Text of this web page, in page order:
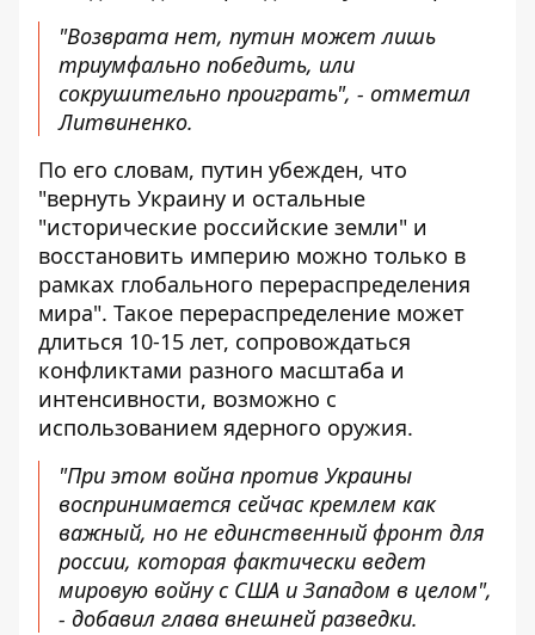
"Возврата нет, путин может лишь
триумфально победить, или
сокрушительно проиграть", - отметил
Литвиненко.
По его словам, путин убежден, что
"вернуть Украину и остальные
"исторические российские земли" и
восстановить империю можно только в
рамках глобального перераспределения
мира". Такое перераспределение может
длиться 10-15 лет, сопровождаться
конфликтами разного масштаба и
интенсивности, возможно с
использованием ядерного оружия.
"При этом война против Украины
воспринимается сейчас кремлем как
важный, но не единственный фронт для
россии, которая фактически ведет
мировую войну с США и Западом в целом",
- добавил глава внешней разведки.